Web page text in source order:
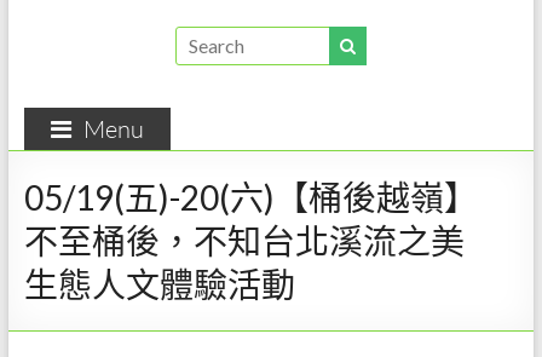
Menu
05/19(五)-20(六)【桶後越嶺】
不至桶後，不知台北溪流之美
生態人文體驗活動